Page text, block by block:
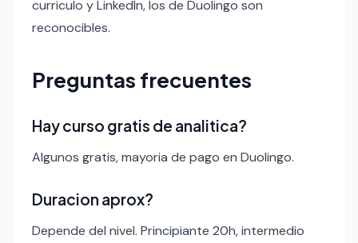
curriculo y LinkedIn, los de Duolingo son
reconocibles.
Preguntas frecuentes
Hay curso gratis de analitica?
Algunos gratis, mayoria de pago en Duolingo.
Duracion aprox?
Depende del nivel. Principiante 20h, intermedio